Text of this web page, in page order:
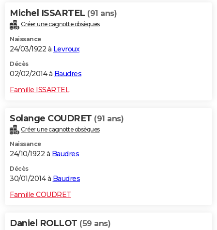
Michel ISSARTEL (91 ans)
Créer une cagnotte obsèques
Naissance
24/03/1922 à Levroux
Décès
02/02/2014 à Baudres
Famille ISSARTEL
Solange COUDRET (91 ans)
Créer une cagnotte obsèques
Naissance
24/10/1922 à Baudres
Décès
30/01/2014 à Baudres
Famille COUDRET
Daniel ROLLOT (59 ans)